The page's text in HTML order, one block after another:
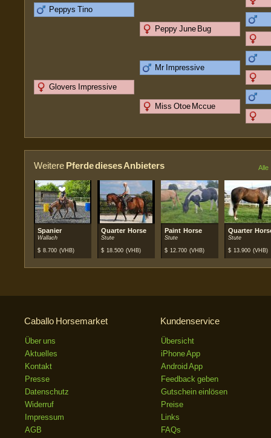
Peppys Tino
Peppy June Bug
Glovers Impressive
Mr Impressive
Miss Otoe Mccue
Weitere Pferde dieses Anbieters Alle
Spanier
Wallach
$ 8.700 (VHB)
Quarter Horse
Stute
$ 18.500 (VHB)
Paint Horse
Stute
$ 12.700 (VHB)
Quarter
Stute
$ 13.900 (VHB)
Caballo Horsemarket
Über uns
Aktuelles
Kontakt
Presse
Datenschutz
Widerruf
Impressum
AGB
Kundenservice
Übersicht
iPhone App
Android App
Feedback geben
Gutschein einlösen
Preise
Links
FAQs